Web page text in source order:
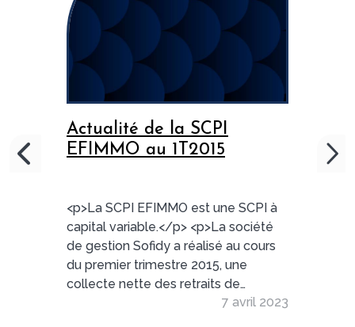
Actualité de la SCPI
EFIMMO au 1T2015
<p>La SCPI EFIMMO est une SCPI à
capital variable.</p> <p>La société
de gestion Sofidy a réalisé au cours
du premier trimestre 2015, une
collecte nette des retraits de
17.714.588 €. On récence 8.6337 avril 2023